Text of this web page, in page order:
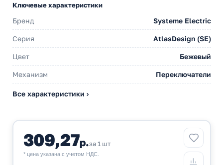
Ключевые характеристики
Бренд Systeme Electric
Серия AtlasDesign (SE)
Цвет Бежевый
Механизм Переключатели
Все характеристики ›
309,27р.за 1 шт
* цена указана с учетом НДС.